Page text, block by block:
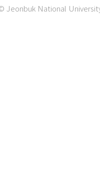
Jeonbuk National